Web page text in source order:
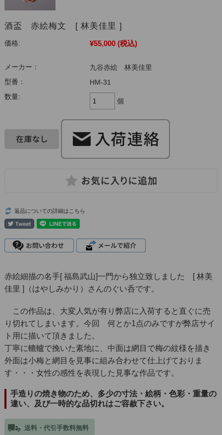
酒盃 赤絵梅文 [ 林美佳里 ]
価格: ¥55,000 (税込)
メーカー：
九谷赤絵 林美佳里
型番：
HM-31
数量:
個
返品についての詳細はこちら
赤絵細描の名手[福島武山]一門から独立致しました [林美
佳里 ]（はやしみかり）さんのぐい呑です。
この作品は、大変人気が有り弊店に入荷すると直ぐに売
り切れてしまいます。今回 何とか1点のみですが弊店サイ
ト用に描いて頂きました。
丁寧に轆轤で挽いた素地に、中面は網目で梅の紋様を描き
外面は小梅と網目を見事に組み合わせて仕上げておりま
す・・・女性の感性を表現した見事な作品です。
手造りの焼き物のため、多少の寸法・絵柄・色彩・重量の
違い、及び一時的な品切れはご容赦下さい。
送料・代引手数料無料